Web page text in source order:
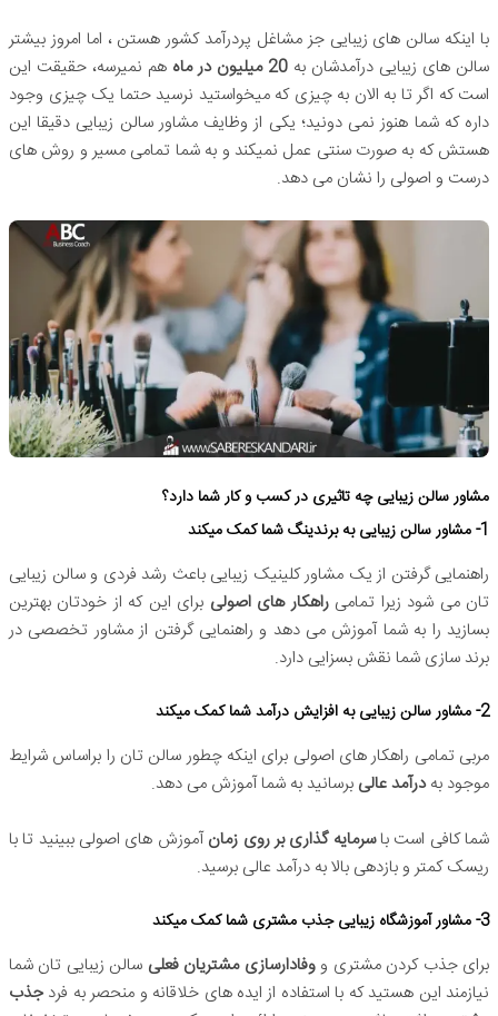
با اینکه سالن های زیبایی جز مشاغل پردرآمد کشور هستن ، اما امروز بیشتر
سالن های زیبایی درآمدشان به
هم نمیرسه، حقیقت این
است که اگر تا به الان به چیزی که میخواستید نرسید حتما یک چیزی وجود
داره که شما هنوز نمی دونید؛ یکی از وظایف مشاور سالن زیبایی دقیقا این
هستش که به صورت سنتی عمل نمیکند و به شما تمامی مسیر و روش های
درست و اصولی را نشان می دهد.
مشاور سالن زیبایی چه تاثیری در کسب و کار شما دارد؟
1- مشاور سالن زیبایی به برندینگ شما کمک میکند
راهنمایی گرفتن از یک مشاور کلینیک زیبایی باعث رشد فردی و سالن زیبایی
تان می شود زیرا تمامیراهکار های اصولی برای این که از خودتان بهترین
بسازید را به شما آموزش می دهد و راهنمایی گرفتن از مشاور تخصصی در
برند سازی شما نقش بسزایی دارد.
2- مشاور سالن زیبایی به افزایش درآمد شما کمک میکند
مربی تمامی راهکار های اصولی برای اینکه چطور سالن تان را براساس شرایط
موجود بهدرآمد عالی برسانید به شما آموزش می دهد.
شما کافی است باسرمایه گذاری بر روی زمانآموزش های اصولی ببینید تا با
ریسک کمتر و بازدهی بالا به درآمد عالی برسید.
3- مشاور آموزشگاه زیبایی جذب مشتری شما کمک میکند
برای جذب کردن مشتری ووفادارسازی مشتریان فعلی سالن زیبایی تان شما
نیازمند این هستید که با استفاده از ایده های خلاقانه و منحصر به فردجذب